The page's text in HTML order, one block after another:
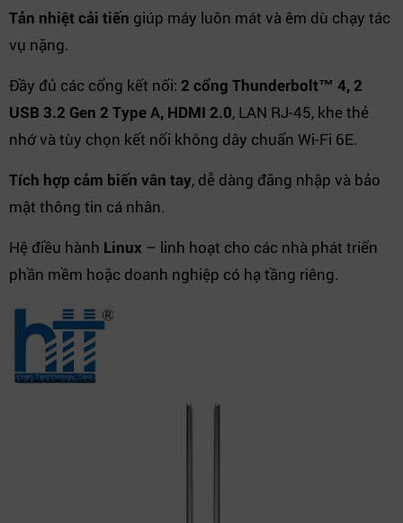
Tản nhiệt cải tiến giúp máy luôn mát và êm dù chạy tác
vụ nặng.
Đầy đủ các cổng kết nối: 2 cổng Thunderbolt™ 4, 2
USB 3.2 Gen 2 Type A, HDMI 2.0, LAN RJ-45, khe thẻ
nhớ và tùy chọn kết nối không dây chuẩn Wi-Fi 6E.
Tích hợp cảm biến vân tay, dễ dàng đăng nhập và bảo
mật thông tin cá nhân.
Hệ điều hành Linux – linh hoạt cho các nhà phát triển
phần mềm hoặc doanh nghiệp có hạ tầng riêng.